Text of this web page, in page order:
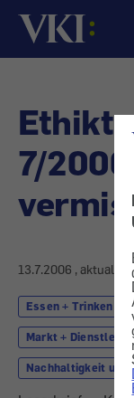
Startseite
7/
13.7.2006 ,
Essen + Trinken
Markt +
Nachhaltigkeit und